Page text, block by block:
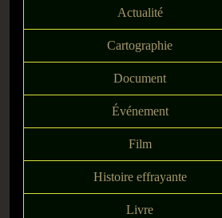
Actualité
Cartographie
Document
Événement
Film
Histoire effrayante
Livre